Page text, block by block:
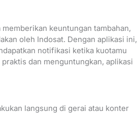
keuntungan tambahan,
oleh Indosat. Dengan aplikasi ini,
notifikasi ketika kuotamu
dan menguntungkan, aplikasi
langsung di gerai atau konter